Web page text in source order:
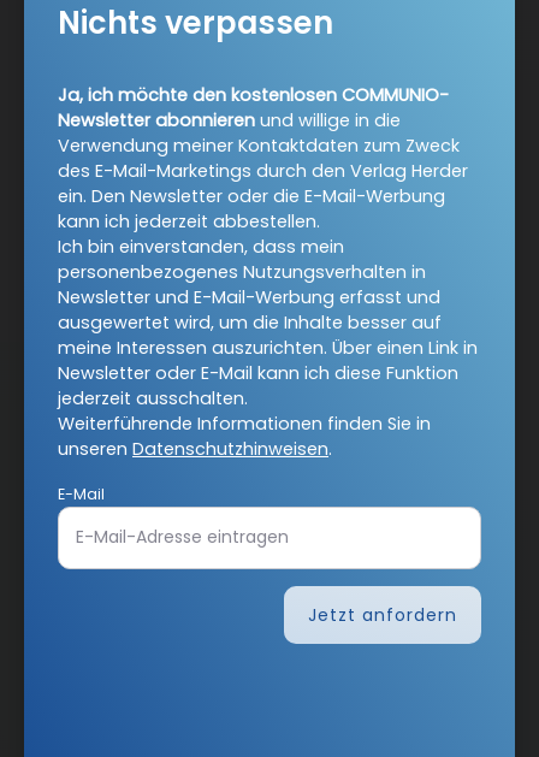
Datenschutzhinweisen
Jetzt anmelden
AGB und Widerrufsbelehrung
Barrierefreiheit
Impressum
Vertrag widerrufen
Abo online kündigen
Nichts verpassen
Ja, ich möchte den kostenlosen COMMUNIO-
Newsletter abonnieren und willige in die
Verwendung meiner Kontaktdaten zum Zweck
des E-Mail-Marketings durch den Verlag Herder
ein. Den Newsletter oder die E-Mail-Werbung
kann ich jederzeit abbestellen.
Ich bin einverstanden, dass mein
personenbezogenes Nutzungsverhalten in
Newsletter und E-Mail-Werbung erfasst und
ausgewertet wird, um die Inhalte besser auf
meine Interessen auszurichten. Über einen Link in
Newsletter oder E-Mail kann ich diese Funktion
jederzeit ausschalten.
Weiterführende Informationen finden Sie in
unseren Datenschutzhinweisen.
E-Mail
Jetzt anfordern